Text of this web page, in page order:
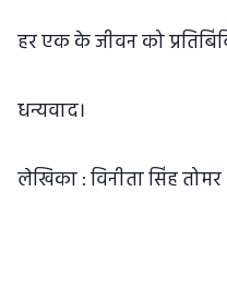
हर एक के जीवन को
धन्यवाद।
लेखिका : विनीता सिंह तोमर